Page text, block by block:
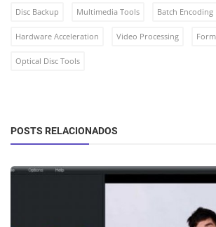
Disc Backup Multimedia Tools Batch Encoding
Hardware Acceleration Video Processing
Optical Disc Tools
POSTS RELACIONADOS